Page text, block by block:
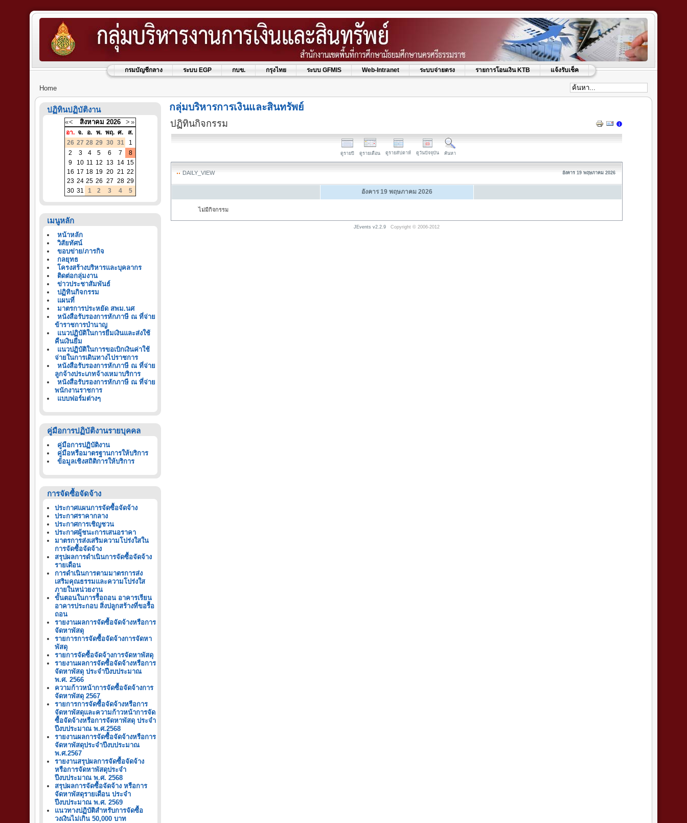
กรมบัญชีกลาง ระบบ EGP กบข. กรุงไทย ระบบ GFMIS Web-Intranet ระบบจ่ายตรง รายการโอนเงิน KTB แจ้งรับเช็ค
Home
ปฏิทินปฏิบัติงาน
«< สิงหาคม 2026 > »
อา. จ. อ. พ. พฤ. ศ.
ส.
26 27 28 29 30 31
1
2
3 4 5 6 7
8
9
10 11 12 13 14 15
16 17 18 19 20 21 22
23 24 25 26 27 28 29
30 31 1 2 3 4 5
เมนูหลัก
หน้าหลัก
วิสัยทัศน์
ขอบข่าย/ภารกิจ
กลยุทธ
โครงสร้างบริหารและบุคลากร
ติดต่อกลุ่มงาน
ข่าวประชาสัมพันธ์
ปฏิทินกิจกรรม
แผนที่
มาตรการประหยัด สพม.นศ
หนังสือรับรองการหักภาษี ณ ที่จ่าย
ข้าราชการบำนาญ
แนวปฏิบัติในการยืมเงินและส่งใช้
คืนเงินยืม
แนวปฏิบัติในการขอเบิกเงินค่าใช้
จ่ายในการเดินทางไปราชการ
หนังสือรับรองการหักภาษี ณ ที่จ่าย
ลูกจ้างประเภทจ้างเหมาบริการ
หนังสือรับรองการหักภาษี ณ ที่จ่าย
พนักงานราชการ
แบบฟอร์มต่างๆ
คู่มือการปฏิบัติงานรายบุคคล
คู่มือการปฏิบัติงาน
คู่มือหรือมาตรฐานการให้บริการ
ข้อมูลเชิงสถิติการให้บริการ
การจัดซื้อจัดจ้าง
ประกาศแผนการจัดซื้อจัดจ้าง
ประกาศราคากลาง
ประกาศการเชิญชวน
ประกาศผู้ชนะการเสนอราคา
มาตรการส่งเสริมความโปร่งใสใน
การจัดซื้อจัดจ้าง
สรุปผลการดำเนินการจัดซื้อจัดจ้าง
รายเดือน
การดำเนินการตามมาตรการส่ง
เสริมคุณธรรมและความโปร่งใส
ภายในหน่วยงาน
ขั้นตอนในการรื้อถอน อาคารเรียน
อาคารประกอบ สิ่งปลูกสร้างที่ขอรื้อ
ถอน
รายงานผลการจัดซื้อจัดจ้างหรือการ
จัดหาพัสดุ
รายการการจัดซื้อจัดจ้างการจัดหา
พัสดุ
รายการจัดซื้อจัดจ้างการจัดหาพัสดุ
รายงานผลการจัดซื้อจัดจ้างหรือการ
จัดหาพัสดุ ประจำปีงบประมาณ
พ.ศ. 2566
ความก้าวหน้าการจัดซื้อจัดจ้างการ
จัดหาพัสดุ 2567
รายการการจัดซื้อจัดจ้างหรือการ
จัดหาพัสดุและความก้าวหน้าการจัด
ซื้อจัดจ้างหรือการจัดหาพัสดุ ประจำ
ปีงบประมาณ พ.ศ.2568
รายงานผลการจัดซื้อจัดจ้างหรือการ
จัดหาพัสดุประจำปีงบประมาณ
พ.ศ.2567
รายงานสรุปผลการจัดซื้อจัดจ้าง
หรือการจัดหาพัสดุประจำ
ปีงบประมาณ พ.ศ. 2568
สรุปผลการจัดซื้อจัดจ้าง หรือการ
จัดหาพัสดุรายเดือน ประจำ
ปีงบประมาณ พ.ศ. 2569
แนวทางปฏิบัติสำหรับการจัดซื้อ
วงเงินไม่เกิน 50,000 บาท
กลุ่มบริหารการเงินและสินทรัพย์
ปฏิทินกิจกรรม
ดูรายปี ดูรายเดือน ดูรายสัปดาห์ ดูวันปัจจุบัน ค้นหา
DAILY_VIEW อังคาร 19 พฤษภาคม 2026
อังคาร 19 พฤษภาคม 2026
ไม่มีกิจกรรม
JEvents v2.2.9 Copyright © 2006-2012